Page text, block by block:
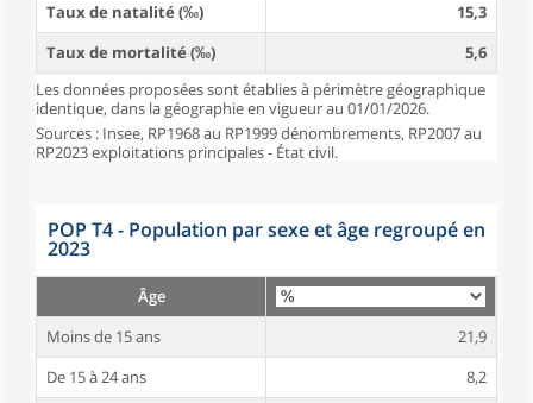
Taux de natalité (‰)
15,3
Taux de mortalité (‰)
5,6
Les données proposées sont établies à périmètre géographique
identique, dans la géographie en vigueur au 01/01/2026.
Sources : Insee, RP1968 au RP1999 dénombrements, RP2007 au
RP2023 exploitations principales - État civil.
POP T4 - Population par sexe et âge regroupé en
2023
Âge
Moins de 15 ans
21,9
De 15 à 24 ans
8,2